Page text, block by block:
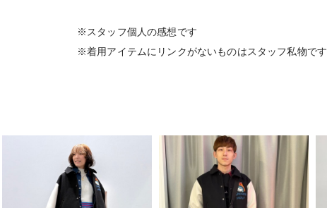
※スタッフ個人の感想です
※着用アイテムにリンクがないものはスタッフ私物です